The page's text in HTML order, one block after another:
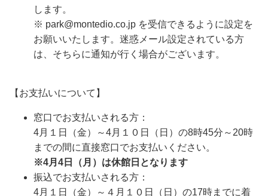
します。
※ park@montedio.co.jp を受信できるように設定を
お願いいたします。迷惑メール設定されている方
は、そちらに通知が行く場合がございます。
【お支払いについて】
窓口でお支払いされる方：
4月１日（金）～4月１０日（日）の8時45分～20時
までの間に直接窓口でお支払いください。
※4月4日（月）は休館日となります
振込でお支払いされる方：
4月１日（金）～４月１０日（日）の17時までに着